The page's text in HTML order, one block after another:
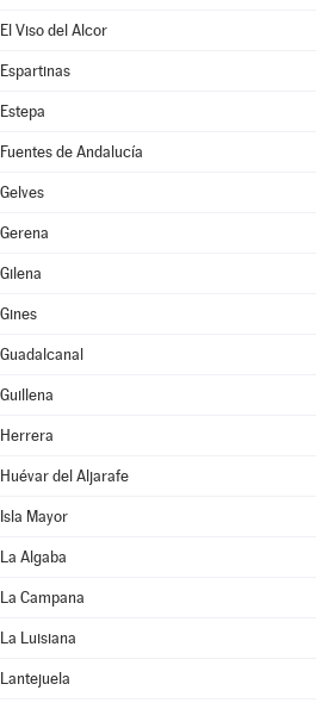
El Viso del Alcor
Espartinas
Estepa
Fuentes de Andalucía
Gelves
Gerena
Gilena
Gines
Guadalcanal
Guillena
Herrera
Huévar del Aljarafe
Isla Mayor
La Algaba
La Campana
La Luisiana
Lantejuela